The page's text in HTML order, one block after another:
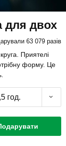
для двох
63 079 разів
Приятелі
форму. Це
год.